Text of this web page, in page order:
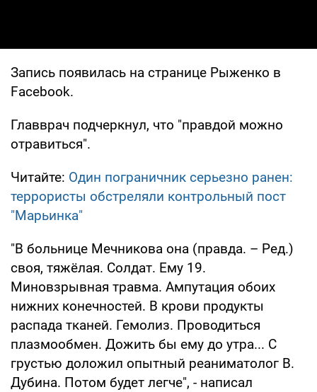
Запись появилась на странице Рыженко в
Facebook.
Главврач подчеркнул, что "правдой можно
отравиться".
Читайте: Один пограничник серьезно ранен:
террористы обстреляли контрольный пост
"Марьинка"
"В больнице Мечникова она (правда. – Ред.)
своя, тяжёлая. Солдат. Ему 19.
Миновзрывная травма. Ампутация обоих
нижних конечностей. В крови продукты
распада тканей. Гемолиз. Проводиться
плазмообмен. Дожить бы ему до утра... С
грустью доложил опытный реаниматолог В.
Дубина. Потом будет легче", - написал